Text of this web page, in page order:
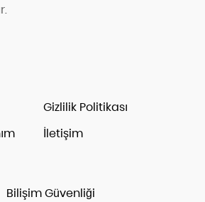
Gizlilik Politikası
İletişim
Bilişim Güvenliği